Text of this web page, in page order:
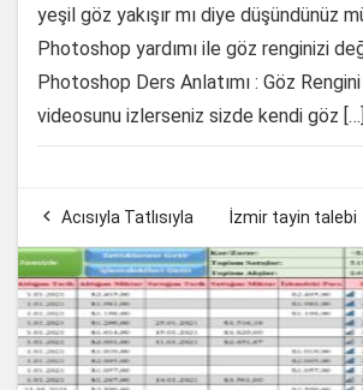
yeşil göz yakışır mı diye düşündünüz
Photoshop yardımı ile göz renginizi
Photoshop Ders Anlatımı : Göz
videosunu izlerseniz sizde kendi göz […]
 Acısıyla Tatlısıyla İzmir tayin talebi